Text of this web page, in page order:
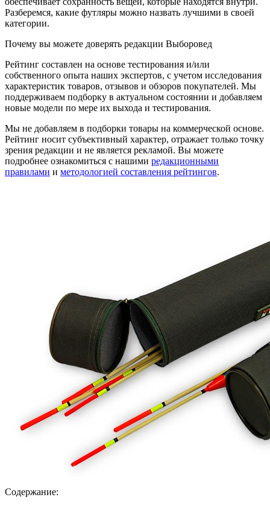
Разберемся, какие футляры можно назвать лучшими в своей
категории.
Почему вы можете доверять редакции Выборовед
Рейтинг составлен на основе тестирования и/или
собственного опыта наших экспертов, с учетом исследования
характеристик товаров, отзывов и обзоров покупателей. Мы
поддерживаем подборку в актуальном состоянии и добавляем
новые модели по мере их выхода и тестирования.
Мы не добавляем в подборки товары на коммерческой основе.
Рейтинг носит субъективный характер, отражает только точку
зрения редакции и не является рекламой. Вы можете
подробнее ознакомиться с нашими редакционными
правилами и методологией составления рейтингов.
Содержание: